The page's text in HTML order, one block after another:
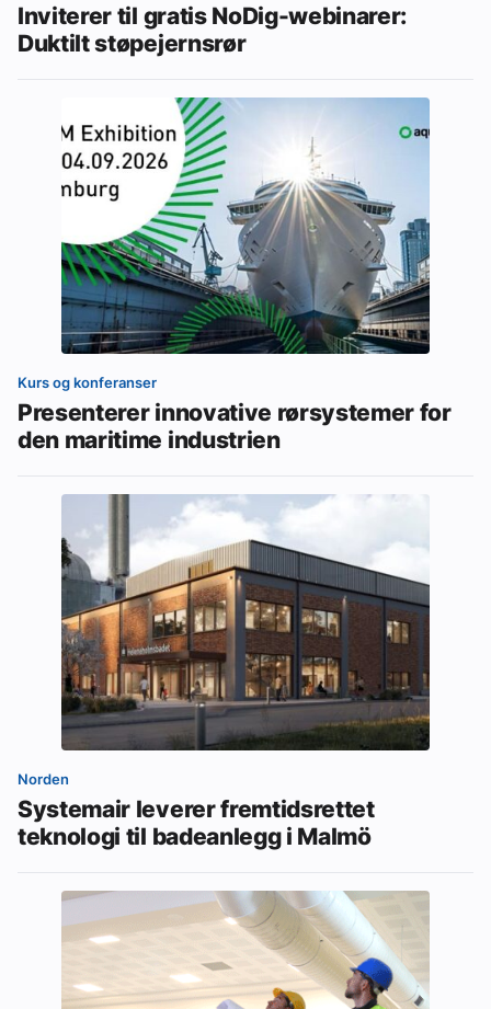
Inviterer til gratis NoDig-webinarer:
Duktilt støpejernsrør
Kurs og konferanser
Presenterer innovative rørsystemer for
den maritime industrien
Norden
Systemair leverer fremtidsrettet
teknologi til badeanlegg i Malmö